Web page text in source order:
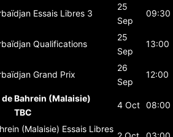
Essais Libres 3
25
Sep
09:30
Qualifications
25
Sep
13:00
Grand Prix
26
Sep
12:00
Bahrein (Malaisie)
TBC
4 Oct 08:00
(Malaisie) Essais Libres